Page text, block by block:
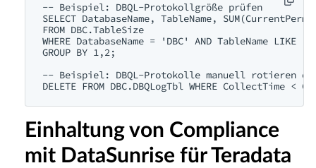
-- Beispiel: DBQL-Protokollgröße prüfen
SELECT DatabaseName, TableName,
FROM DBC.TableSize
WHERE DatabaseName = 'DBC' AND TableName LIKE
GROUP BY 1,2;
-- Beispiel: DBQL-Protokolle manuell rotieren
Einhaltung von Compliance
mit DataSunrise für Teradata